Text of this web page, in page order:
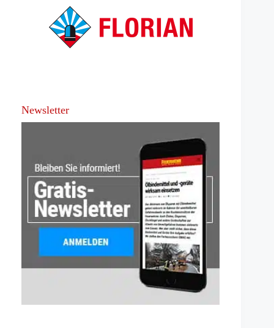
Newsletter